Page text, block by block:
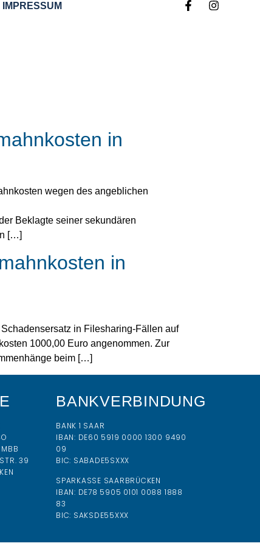
IMPRESSUM
in
wegen des angeblichen
Beklagte seiner sekundären
[…]
in
in Filesharing-Fällen auf
1000,00 Euro angenommen. Zur
beim […]
39
BANKVERBINDUNG
BANK 1 SAAR
IBAN: DE60 5919 0000 1300 9490
09
BIC: SABADE5SXXX
SPARKASSE SAARBRÜCKEN
IBAN: DE78 5905 0101 0088 1888
83
BIC: SAKSDE55XXX